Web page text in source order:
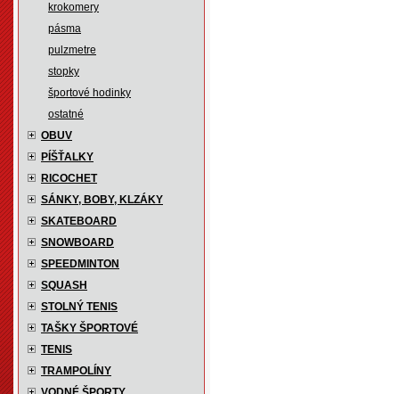
krokomery
pásma
pulzmetre
stopky
športové hodinky
ostatné
OBUV
PÍŠŤALKY
RICOCHET
SÁNKY, BOBY, KLZÁKY
SKATEBOARD
SNOWBOARD
SPEEDMINTON
SQUASH
STOLNÝ TENIS
TAŠKY ŠPORTOVÉ
TENIS
TRAMPOLÍNY